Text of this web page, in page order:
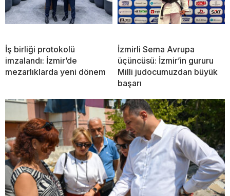
İş birliği protokolü
imzalandı: İzmir’de
mezarlıklarda yeni dönem
İzmirli Sema Avrupa
üçüncüsü: İzmir’in gururu
Milli judocumuzdan büyük
başarı